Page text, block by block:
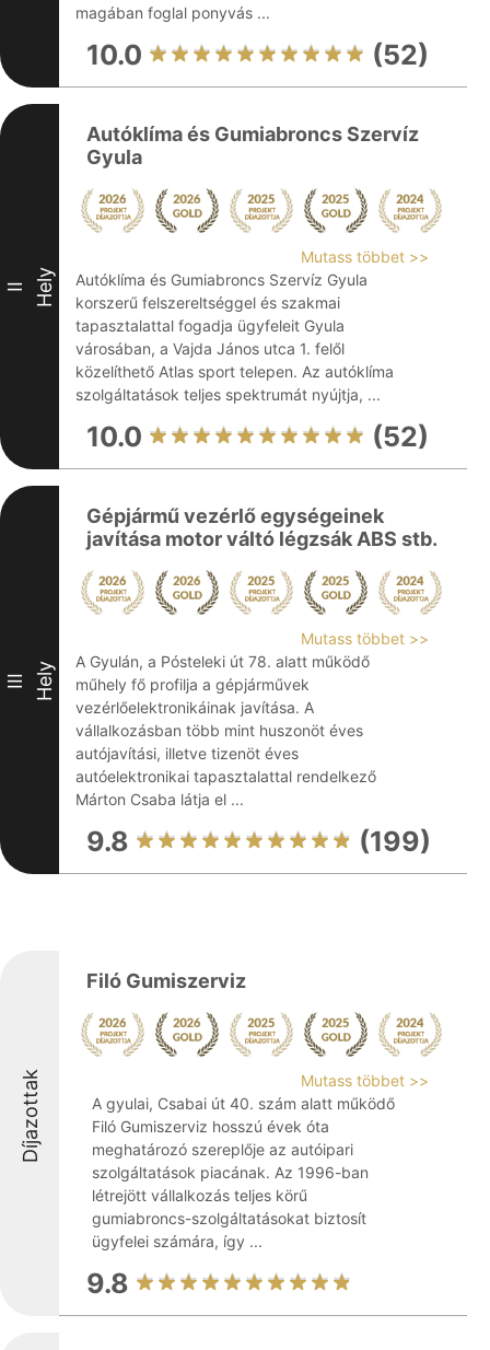
magában foglal ponyvás ...
10.0 (52)
II Hely
Autóklíma és Gumiabroncs Szervíz
Gyula
Mutass többet >>
Autóklíma és Gumiabroncs Szervíz Gyula
korszerű felszereltséggel és szakmai
tapasztalattal fogadja ügyfeleit Gyula
városában, a Vajda János utca 1. felől
közelíthető Atlas sport telepen. Az autóklíma
szolgáltatások teljes spektrumát nyújtja, ...
10.0 (52)
III Hely
Gépjármű vezérlő egységeinek
javítása motor váltó légzsák ABS stb.
Mutass többet >>
A Gyulán, a Pósteleki út 78. alatt működő
műhely fő profilja a gépjárművek
vezérlőelektronikáinak javítása. A
vállalkozásban több mint huszonöt éves
autójavítási, illetve tizenöt éves
autóelektronikai tapasztalattal rendelkező
Márton Csaba látja el ...
9.8 (199)
Díjazottak
Filó Gumiszerviz
Mutass többet >>
A gyulai, Csabai út 40. szám alatt működő
Filó Gumiszerviz hosszú évek óta
meghatározó szereplője az autóipari
szolgáltatások piacának. Az 1996-ban
létrejött vállalkozás teljes körű
gumiabroncs-szolgáltatásokat biztosít
ügyfelei számára, így ...
9.8